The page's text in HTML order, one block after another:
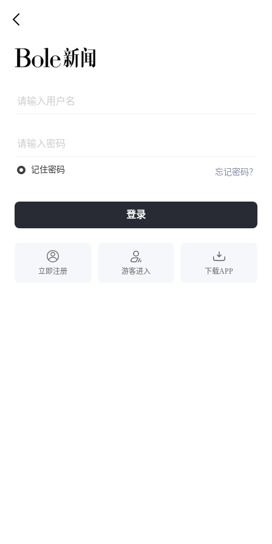
记住密码 忘记密码？
登录
立即注册 游客进入 下载APP